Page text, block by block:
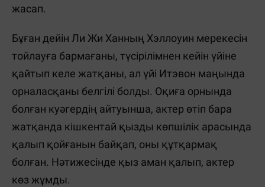
жасап.
Бұған дейін Ли Жи Ханның Хэллоуин мерекесін
тойлауға бармағаны, түсірілімнен кейін үйіне
қайтып келе жатқаны, ал үйі Итэвон маңында
орналасқаны белгілі болды. Оқиға орнында
болған куәгердің айтуынша, актер өтіп бара
жатқанда кішкентай қызды көпшілік арасында
қалып қойғанын байқап, оны құтқармақ
болған. Нәтижесінде қыз аман қалып, актер
көз жұмды.